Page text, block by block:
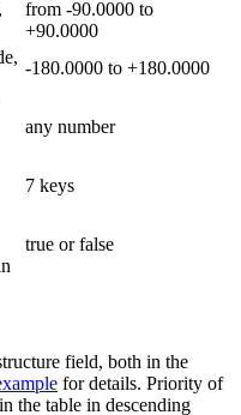
from -90.0000 to
+90.0000
-180.0000 to +180.0000
any number
7 keys
true or false
field, both in the
for details. Priority of
the table in descending